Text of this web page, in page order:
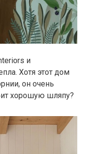
и
Хотя этот дом
он очень
хорошую шляпу?